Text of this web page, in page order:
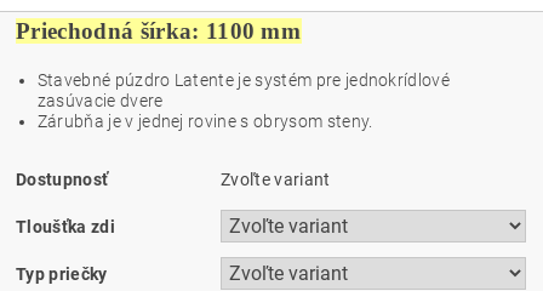
Priechodná šírka: 1100 mm
Stavebné púzdro Latente je systém pre jednokrídlové
zasúvacie dvere
Zárubňa je v jednej rovine s obrysom steny.
Dostupnosť Zvoľte variant
Tloušťka zdi
Typ priečky